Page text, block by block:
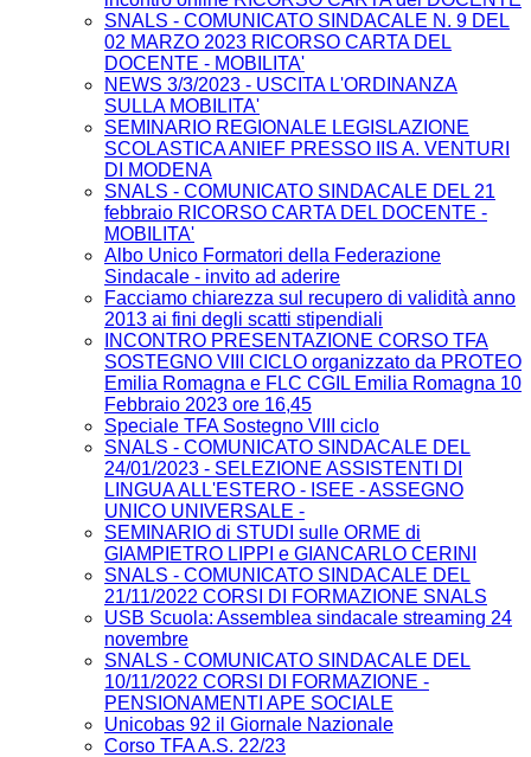
SNALS - COMUNICATO SINDACALE N. 9 DEL
02 MARZO 2023 RICORSO CARTA DEL
DOCENTE - MOBILITA'
NEWS 3/3/2023 - USCITA L'ORDINANZA
SULLA MOBILITA'
SEMINARIO REGIONALE LEGISLAZIONE
SCOLASTICA ANIEF PRESSO IIS A. VENTURI
DI MODENA
SNALS - COMUNICATO SINDACALE DEL 21
febbraio RICORSO CARTA DEL DOCENTE -
MOBILITA'
Albo Unico Formatori della Federazione
Sindacale - invito ad aderire
Facciamo chiarezza sul recupero di validità anno
2013 ai fini degli scatti stipendiali
INCONTRO PRESENTAZIONE CORSO TFA
SOSTEGNO VIII CICLO organizzato da PROTEO
Emilia Romagna e FLC CGIL Emilia Romagna 10
Febbraio 2023 ore 16,45
Speciale TFA Sostegno VIII ciclo
SNALS - COMUNICATO SINDACALE DEL
24/01/2023 - SELEZIONE ASSISTENTI DI
LINGUA ALL'ESTERO - ISEE - ASSEGNO
UNICO UNIVERSALE -
SEMINARIO di STUDI sulle ORME di
GIAMPIETRO LIPPI e GIANCARLO CERINI
SNALS - COMUNICATO SINDACALE DEL
21/11/2022 CORSI DI FORMAZIONE SNALS
USB Scuola: Assemblea sindacale streaming 24
novembre
SNALS - COMUNICATO SINDACALE DEL
10/11/2022 CORSI DI FORMAZIONE -
PENSIONAMENTI APE SOCIALE
Unicobas 92 il Giornale Nazionale
Corso TFA A.S. 22/23